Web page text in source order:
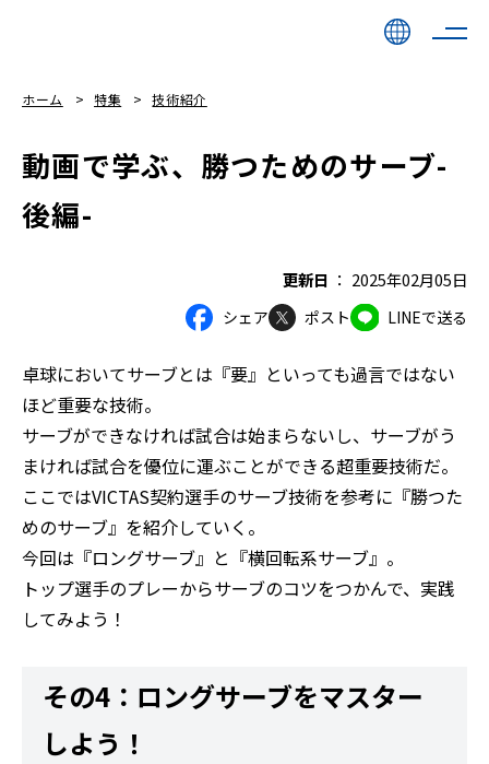
ホーム 特集 技術紹介
動画で学ぶ、勝つためのサーブ-
後編-
更新日 2025年02月05日
シェア ポスト LINEで送る
卓球においてサーブとは『要』といっても過言ではない
ほど重要な技術。
サーブができなければ試合は始まらないし、サーブがう
まければ試合を優位に運ぶことができる超重要技術だ。
ここではVICTAS契約選手のサーブ技術を参考に『勝つた
めのサーブ』を紹介していく。
今回は『ロングサーブ』と『横回転系サーブ』。
トップ選手のプレーからサーブのコツをつかんで、実践
してみよう！
その4：ロングサーブをマスター
しよう！